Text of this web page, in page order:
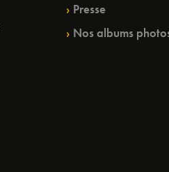
Presse
Nos albums